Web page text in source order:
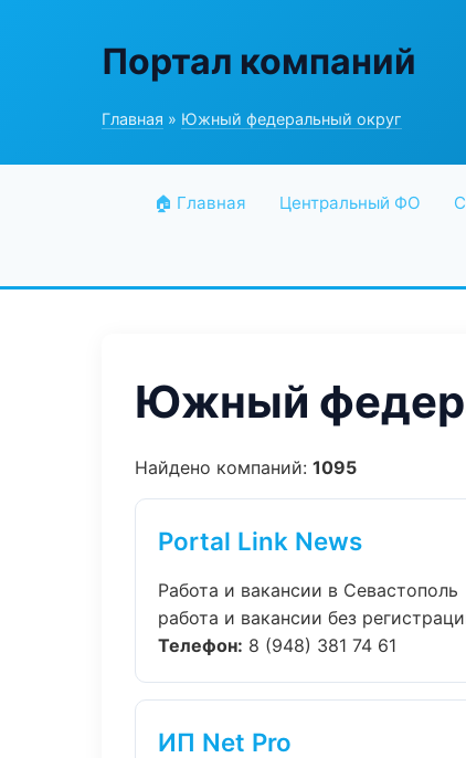
Портал компаний
Главная » Южный федеральный округ
🏠 Главная Центральный ФО
Южный
Найдено компаний: 1095
Portal Link News
Работа и вакансии в Севастополь
работа и вакансии без
Телефон: 8 (948) 381 74 61
ИП Net Pro